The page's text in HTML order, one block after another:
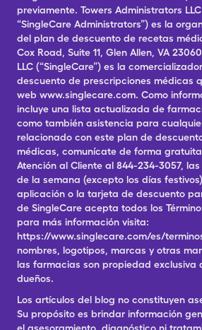
previamente. Towers Administrators
“SingleCare Administrators”) es la
del plan de descuento de recetas
Cox Road, Suite 11, Glen Allen, VA
LLC (“SingleCare”) es la
descuento de prescripciones médicas
web www.singlecare.com. Como
incluye una lista actualizada de
como también asistencia para
relacionado con este plan de
médicas, comunícate de forma
Atención al Cliente al 844-234-3057,
de la semana (excepto los días
aplicación o la tarjeta de descuento
de SingleCare acepta todos los
para más información visita:
https://www.singlecare.com/es/
nombres, logotipos, marcas y otras
las farmacias son propiedad exclusiva
dueños.
Los artículos del blog no constituyen
Su propósito es brindar información